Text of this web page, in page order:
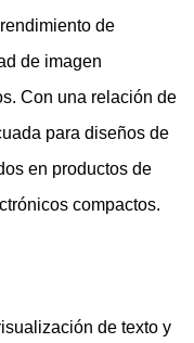
de
de imagen
Con una relación de
para diseños de
en productos de
compactos.
de texto y